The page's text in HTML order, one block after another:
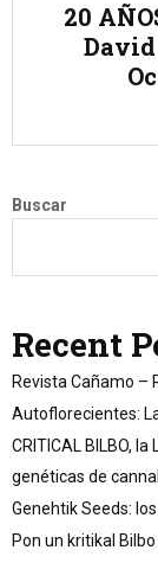
20
Buscar
Recent
Revista Cañamo –
Autoflorecientes:
CRITICAL BILBO,
genéticas de
Genehtik Seeds:
Pon un kritikal